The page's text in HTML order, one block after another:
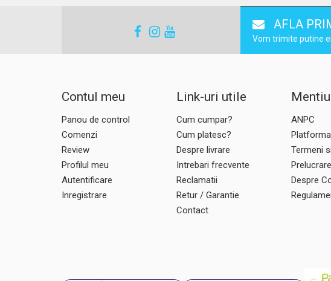
AFLA
Vom trimite putine
Contul meu
Panou de control
Comenzi
Review
Profilul meu
Autentificare
Inregistrare
Link-uri utile
Cum cumpar?
Cum platesc?
Despre livrare
Intrebari frecvente
Reclamatii
Retur / Garantie
Contact
ANPC
Termeni
Despre